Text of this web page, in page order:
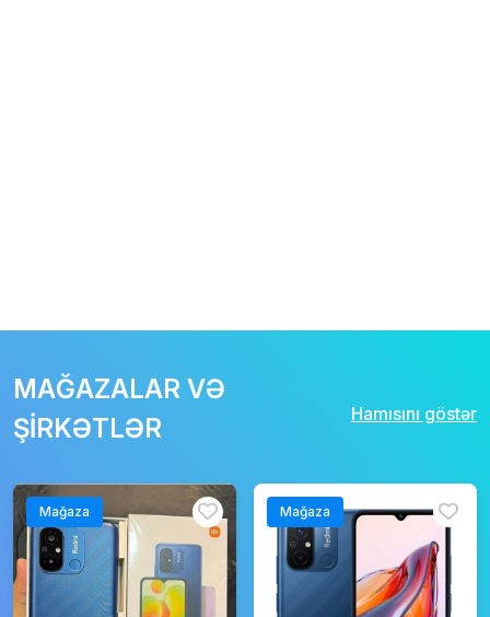
MAĞAZALAR VƏ
ŞİRKƏTLƏR
Hamısını göstər
Mağaza Mağaza